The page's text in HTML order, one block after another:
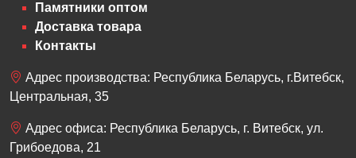
Памятники оптом
Доставка товара
Контакты
Адрес производства: Республика Беларусь, г.Витебск,
Центральная, 35
Адрес офиса: Республика Беларусь, г. Витебск, ул.
Грибоедова, 21